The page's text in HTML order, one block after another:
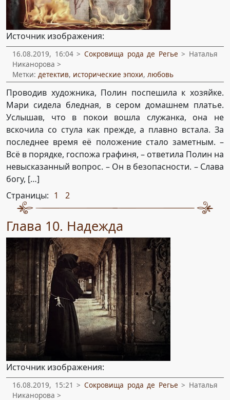
Источник изображения:
16.08.2019, 16:04 > Сокровища рода де Регье > Наталья
Никанорова >
Метки: детектив, исторические эпохи, любовь
Проводив художника, Полин поспешила к хозяйке.
Мари сидела бледная, в сером домашнем платье.
Услышав, что в покои вошла служанка, она не
вскочила со стула как прежде, а плавно встала. За
последнее время её положение стало заметным. –
Всё в порядке, госпожа графиня, – ответила Полин на
невысказанный вопрос. – Он в безопасности. – Слава
богу, […]
Страницы: 1 2
Глава 10. Надежда
Источник изображения:
16.08.2019, 15:21 > Сокровища рода де Регье > Наталья
Никанорова >